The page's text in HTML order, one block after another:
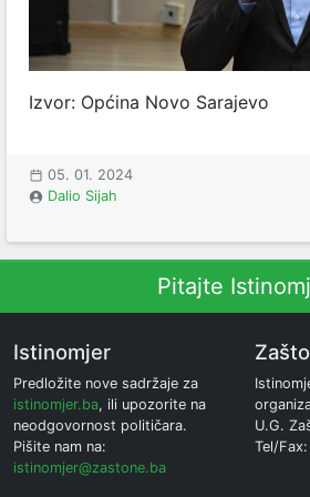
Izvor: Općina Novo Sarajevo
05. 01. 2024
Dalio Sijah
Pitajte
Istinomjer
Predložite nove sadržaje za
istinomjer.ba, ili upozorite na
neodgovornost političara.
Pišite nam na:
istinomjer@zastone.ba
U.G.
Tel/